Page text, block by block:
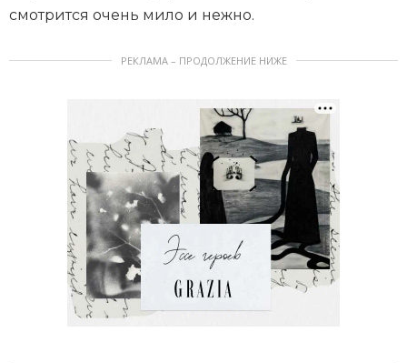
смотрится очень мило и нежно.
РЕКЛАМА – ПРОДОЛЖЕНИЕ НИЖЕ